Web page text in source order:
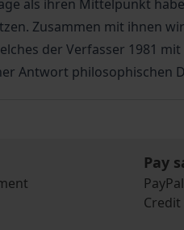
als ihren Mittelpunkt
Zusammen mit ihnen
der Verfasser 1981
Antwort philosophischen
Pay
PayPal
Credit